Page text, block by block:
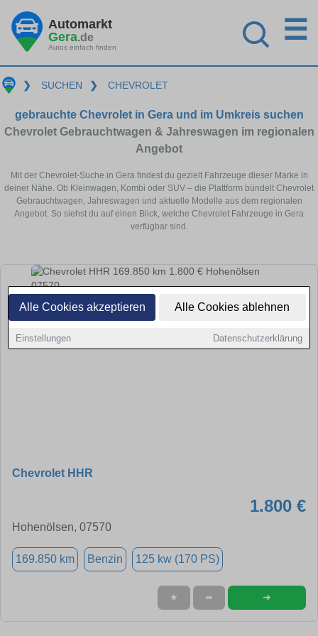
Alle Cookies akzeptieren Alle Cookies ablehnen
Einstellungen Datenschutzerklärung
Automarkt
Gera.de
Autos einfach finden
☰
❯ SUCHEN ❯ CHEVROLET
gebrauchte Chevrolet in Gera und im Umkreis suchen
Chevrolet Gebrauchtwagen & Jahreswagen im regionalen
Angebot
Mit der Chevrolet-Suche in Gera findest du gezielt Fahrzeuge dieser Marke in
deiner Nähe. Ob Kleinwagen, Kombi oder SUV – die Plattform bündelt Chevrolet
Gebrauchtwagen, Jahreswagen und aktuelle Modelle aus dem regionalen
Angebot. So siehst du auf einen Blick, welche Chevrolet Fahrzeuge in Gera
verfügbar sind.
Chevrolet HHR
1.800 €
Hohenölsen, 07570
169.850 km Benzin 125 kw (170 PS)
★ ➦ ➜